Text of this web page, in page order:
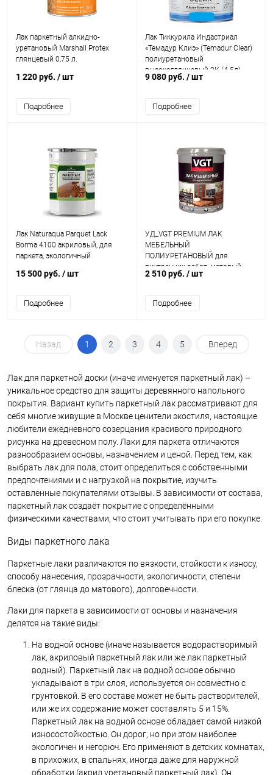
Лак паркетный алкидно-
уретановый Marshall Protex
глянцевый 0,75 л.
1 220 руб. / шт
Подробнее
Лак Тиккурила Индастриал
«Темадур Клиэ» (Temadur Clear)
полиуретановый
высокоглянцевый 2К (4.5л)
Прозрачный «Tikkurila Industrial»
9 080 руб. / шт
Подробнее
Лак Naturaqua Parquet Lack
Borma 4100 акриловый, для
паркета, экологичный
15 500 руб. / шт
Подробнее
УД_VGT PREMIUM ЛАК
МЕБЕЛЬНЫЙ
ПОЛИУРЕТАНОВЫЙ для
внутренних работ, матовый
(0,9л)
2 510 руб. / шт
Подробнее
Назад 1 2 3 4 5 Вперед
Лак для паркетной доски (иначе именуется паркетный лак) –
уникальное средство для защиты деревянного напольного
покрытия. Вариант купить паркетный лак рассматривают для
себя многие живущие в Москве ценители экостиля, настоящие
любители ежедневного созерцания красивого природного
рисунка на древесном полу. Лаки для паркета отличаются
разнообразием основы, назначением и ценой. Перед тем, как
выбрать лак для пола, стоит определиться с собственными
предпочтениями и с нагрузкой на покрытие, изучить
оставленные покупателями отзывы. В зависимости от состава,
паркетный лак создаёт покрытие с определёнными
физическими качествами, что стоит учитывать при его покупке.
Виды паркетного лака
Паркетные лаки различаются по вязкости, стойкости к износу,
способу нанесения, прозрачности, экологичности, степени
блеска (от глянца до матового), долговечности.
Лаки для паркета в зависимости от основы и назначения
делятся на такие виды:
На водной основе (иначе называется водорастворимый
лак, акриловый паркетный лак или же лак паркетный
водный). Паркетный лак на водной основе обычно
укладывают в три слоя, используется он совместно с
грунтовкой. В его составе может не быть растворителей,
или же их содержание может составлять 5 и 15%.
Паркетный лак на водной основе обладает самой низкой
износостойкостью. Он дорог, но при этом наиболее
экологичен и негорюч. Его применяют в детских комнатах,
в прихожих, в спальнях, иногда даже для наружной
обработки (акрил уретановый паркетный лак). Он